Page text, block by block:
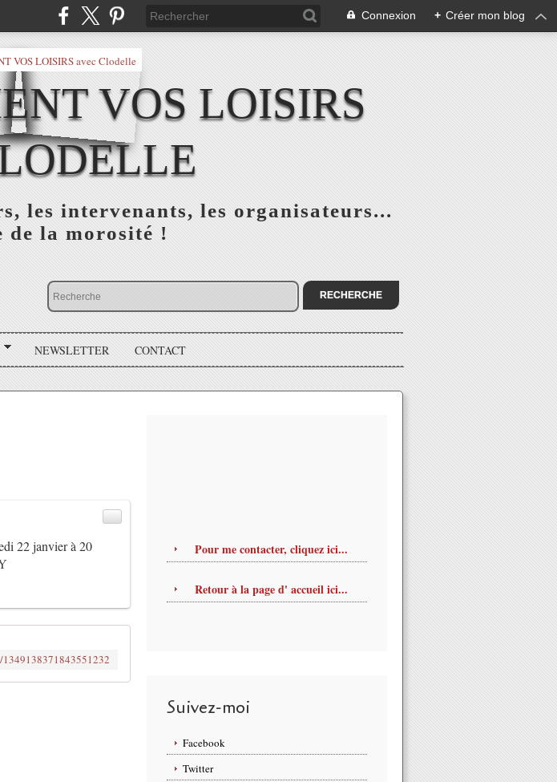
Connexion + Créer mon blog
VOS LOISIRS
les intervenants, les organisateurs...
de la morosité !
NEWSLETTER CONTACT
22 janvier à 20
Pour me contacter, cliquez ici...
Retour à la page d' accueil ici...
Suivez-moi
Facebook
Twitter